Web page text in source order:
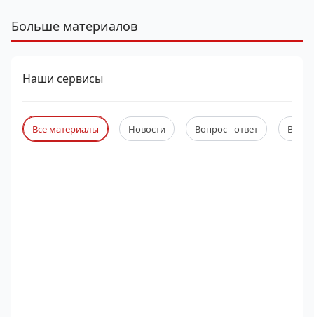
Больше материалов
Наши сервисы
Все материалы Новости Вопрос - ответ